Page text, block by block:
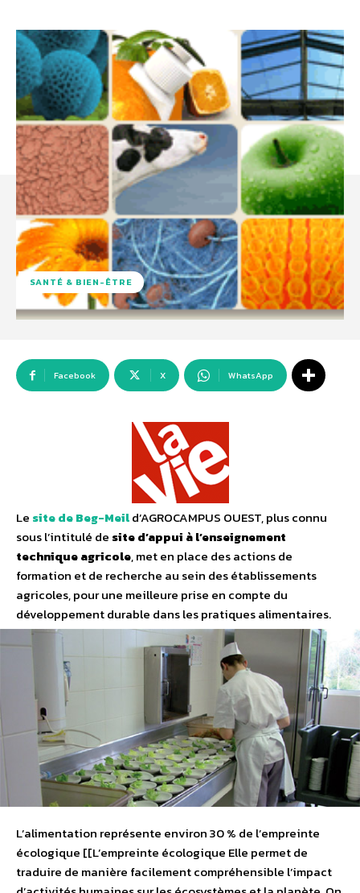
SANTÉ & BIEN-ÊTRE
Facebook X WhatsApp
Le site de Beg-Meild’AGROCAMPUS OUEST, plus connu
sous l’intitulé de site d’appui à l’enseignement
technique agricole, met en place des actions de
formation et de recherche au sein des établissements
agricoles, pour une meilleure prise en compte du
développement durable dans les pratiques alimentaires.
L’alimentation représente environ 30 % de l’empreinte
écologique [[L’empreinte écologique Elle permet de
traduire de manière facilement compréhensible l’impact